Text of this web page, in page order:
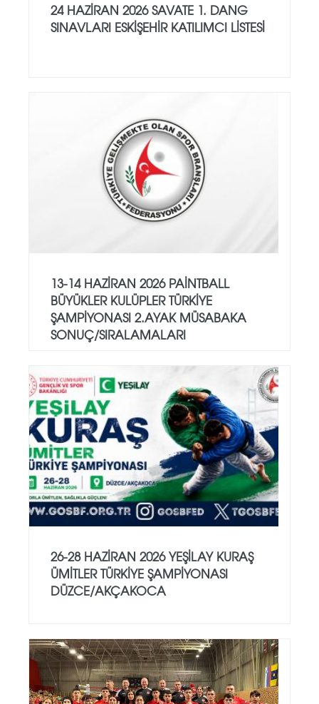
24 HAZİRAN 2026 SAVATE 1. DANG
SINAVLARI ESKİŞEHİR KATILIMCI LİSTESİ
13-14 HAZİRAN 2026 PAİNTBALL
BÜYÜKLER KULÜPLER TÜRKİYE
ŞAMPİYONASI 2.AYAK MÜSABAKA
SONUÇ/SIRALAMALARI
26-28 HAZİRAN 2026 YEŞİLAY KURAŞ
ÜMİTLER TÜRKİYE ŞAMPİYONASI
DÜZCE/AKÇAKOCA